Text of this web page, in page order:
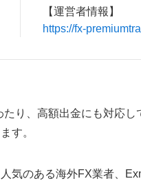
【運営者情報】
https://fx-
り、高額出金にも対応
す。
気のある海外FX業者、